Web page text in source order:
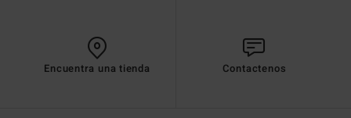
Encuentra una tienda Contactenos